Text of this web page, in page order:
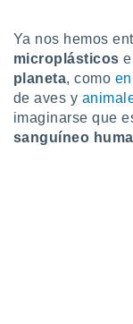
más
nuestra
Ya nos hemos
microplásticos
planeta, como
de aves y
imaginarse que
sanguíneo